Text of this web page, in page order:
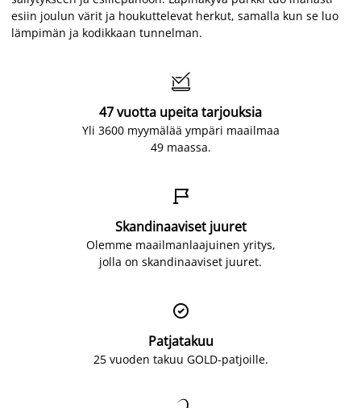
esiin joulun värit ja houkuttelevat herkut, samalla kun se luo
lämpimän ja kodikkaan tunnelman.

47 vuotta upeita tarjouksia
Yli 3600 myymälää ympäri maailmaa
49 maassa.

Skandinaaviset juuret
Olemme maailmanlaajuinen yritys,
jolla on skandinaaviset juuret.

Patjatakuu
25 vuoden takuu GOLD-patjoille.